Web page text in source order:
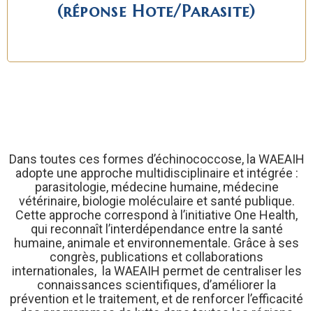
(réponse Hote/Parasite)
Dans toutes ces formes d’échinococcose, la WAEAIH
adopte une approche multidisciplinaire et intégrée :
parasitologie, médecine humaine, médecine
vétérinaire, biologie moléculaire et santé publique.
Cette approche correspond à l’initiative One Health,
qui reconnaît l’interdépendance entre la santé
humaine, animale et environnementale. Grâce à ses
congrès, publications et collaborations
internationales, la WAEAIH permet de centraliser les
connaissances scientifiques, d’améliorer la
prévention et le traitement, et de renforcer l’efficacité